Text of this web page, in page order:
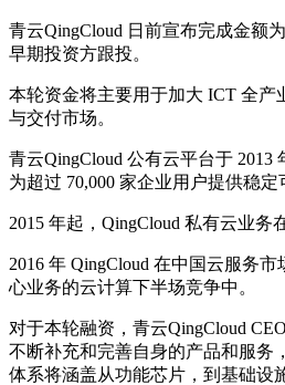
青云QingCloud 日前宣布完成金额
早期投资方跟投。
本轮资金将主要用于加大 ICT 全
与交付市场。
青云QingCloud 公有云平台于
为超过 70,000 家企业用户提供稳定
2015 年起，QingCloud 私有云业
2016 年 QingCloud 在中国云服务
心业务的云计算下半场竞争中。
对于本轮融资，青云QingCloud
不断补充和完善自身的产品和服务
体系将涵盖从功能芯片，到基础设